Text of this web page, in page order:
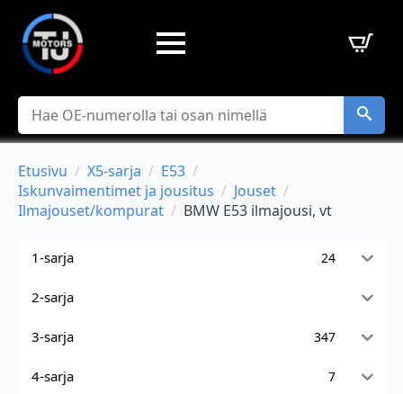
Hae
Etusivu X5-sarja
E53
Iskunvaimentimet ja jousitus
Jouset
Ilmajouset/kompurat
BMW E53 ilmajousi, vt
1-sarja 24
2-sarja
3-sarja 347
4-sarja 7